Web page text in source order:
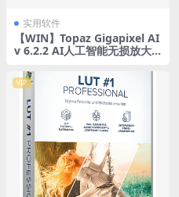
实用软件
【WIN】Topaz Gigapixel AI
v 6.2.2 AI人工智能无损放大P
VIP